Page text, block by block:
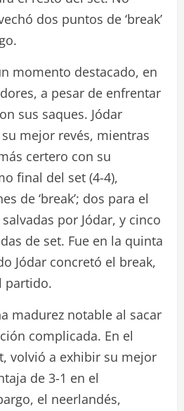
dos puntos de ‘break’
momento destacado, en
a pesar de enfrentar
sus saques. Jódar
mejor revés, mientras
certero con su
final del set (4-4),
de ‘break’; dos para el
por Jódar, y cinco
de set. Fue en la quinta
Jódar concretó el break,
partido.
madurez notable al sacar
complicada. En el
volvió a exhibir su mejor
de 3-1 en el
el neerlandés,